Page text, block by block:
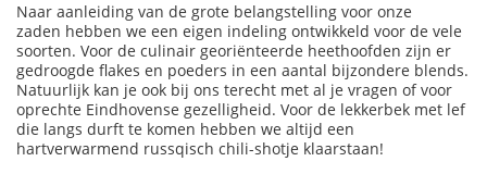
Naar aanleiding van de grote belangstelling voor onze
zaden hebben we een eigen indeling ontwikkeld voor de vele
soorten. Voor de culinair georiënteerde heethoofden zijn er
gedroogde flakes en poeders in een aantal bijzondere blends.
Natuurlijk kan je ook bij ons terecht met al je vragen of voor
oprechte Eindhovense gezelligheid. Voor de lekkerbek met lef
die langs durft te komen hebben we altijd een
hartverwarmend russqisch chili-shotje klaarstaan!